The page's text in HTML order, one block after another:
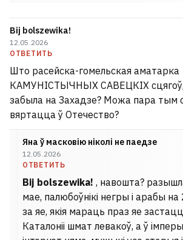
Bij bolszewika!
12.05.2026
ОТВЕТИТЬ
Што расейска-гомельская аматарка
КАМУНІСТЫЧНЫХ САВЕЦКІХ сцягоў,
забыла на Захадзе? Можа пара тым
вяртацца ў Отечество?
Яна ў масковію ніколі не паедзе
12.05.2026
ОТВЕТИТЬ
Bij bolszewika! , навошта?
мае, палюбоўнікі негры і арабы
за яе, якія мараць праз яе
Каталоніі шмат левакоў, а ў